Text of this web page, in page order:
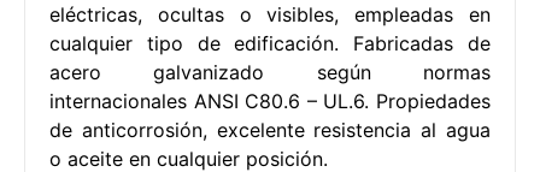
eléctricas, ocultas o visibles, empleadas en
cualquier tipo de edificación. Fabricadas de
acero galvanizado según normas
internacionales ANSI C80.6 – UL.6. Propiedades
de anticorrosión, excelente resistencia al agua
o aceite en cualquier posición.